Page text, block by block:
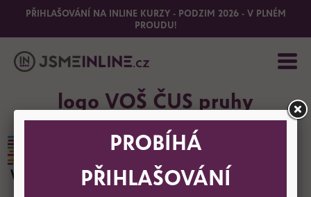
PŘIHLAŠOVÁNÍ NA INLINE KURZY - PODZIM 2026 - V PLNÉM
PROUDU!
logo VOŠ ČUS pruhy
PROBÍHÁ
PŘIHLAŠOVÁNÍ